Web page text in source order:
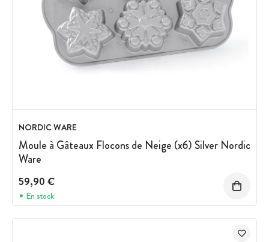
NORDIC WARE
Moule à Gâteaux Flocons de Neige (x6) Silver Nordic
Ware
59,90 €
En stock